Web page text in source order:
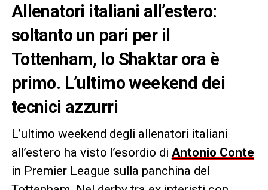
Allenatori italiani all’estero:
soltanto un pari per il
Tottenham, lo Shaktar ora è
primo. L’ultimo weekend dei
tecnici azzurri
L’ultimo weekend degli allenatori italiani
all’estero ha visto l’esordio di Antonio Conte
in Premier League sulla panchina del